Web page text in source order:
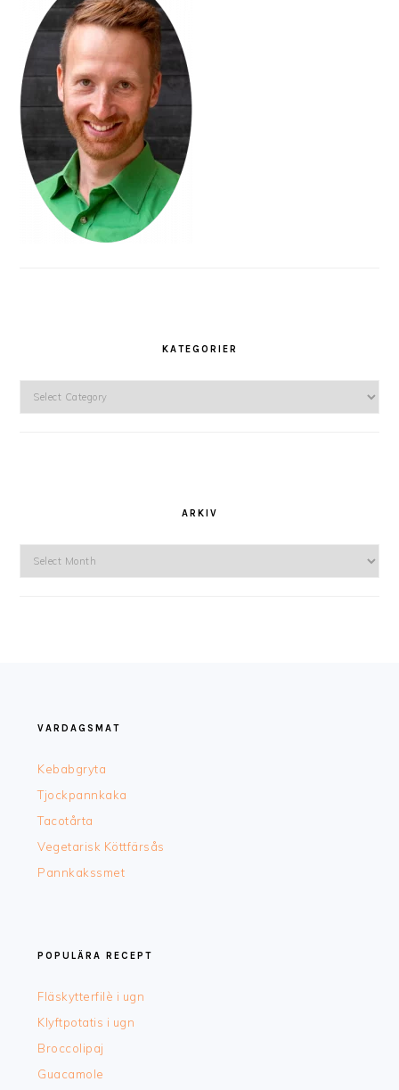
KATEGORIER
Kategorier
ARKIV
Arkiv
VARDAGSMAT
Kebabgryta
Tjockpannkaka
Tacotårta
Vegetarisk Köttfärsås
Pannkakssmet
POPULÄRA RECEPT
Fläskytterfilè i ugn
Klyftpotatis i ugn
Broccolipaj
Guacamole